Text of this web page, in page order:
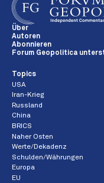
Über
Autoren
Abonnieren
Forum Geopolitica
Topics
USA
Iran-Krieg
Russland
China
BRICS
Naher Osten
Werte/Dekadenz
Schulden/Währungen
Europa
EU